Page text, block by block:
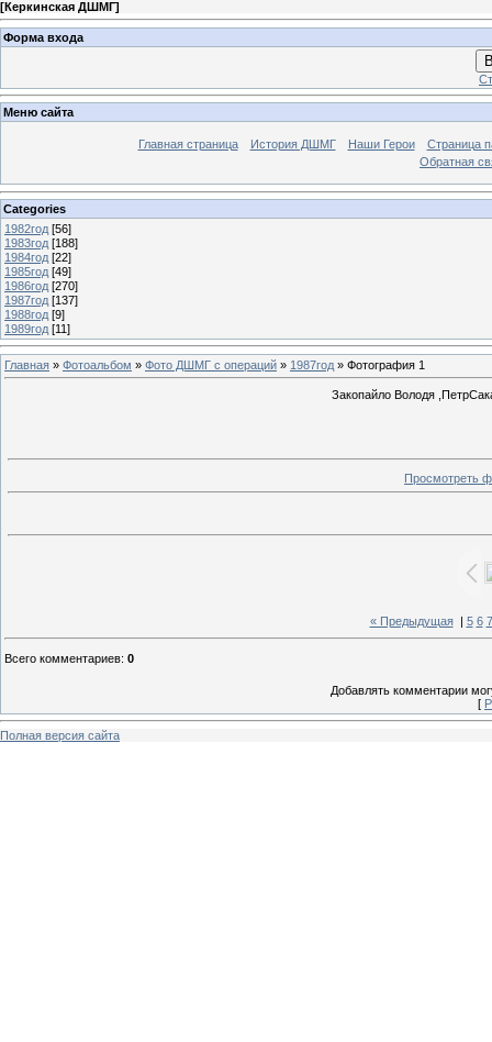
[Керкинская ДШМГ]
Форма входа
Меню сайта
Главная страница История ДШМГ Наши Герои
Страница
Обратная
Categories
1982год [56]
1983год [188]
1984год [22]
1985год [49]
1986год [270]
1987год [137]
1988год [9]
1989год [11]
Главная » Фотоальбом » Фото ДШМГ с операций » 1987год » Фотография 1
Закопайло Володя
Просмотреть
« Предыдущая| 5 6 7
Всего комментариев: 0
Добавлять комментарии
[
Полная версия сайта